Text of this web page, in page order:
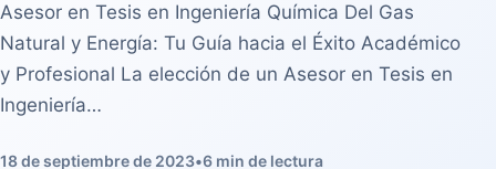
Asesor en Tesis en Ingeniería Química Del Gas
Natural y Energía: Tu Guía hacia el Éxito Académico
y Profesional La elección de un Asesor en Tesis en
Ingeniería…
18 de septiembre de 2023•6 min de lectura